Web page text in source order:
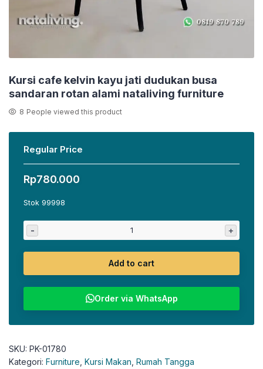
Kursi cafe kelvin kayu jati dudukan busa
sandaran rotan alami nataliving furniture
8 People viewed this product
Regular Price
Rp780.000
Stok 99998
- +
Add to cart
Order via WhatsApp
SKU: PK-01780
Kategori: Furniture Kursi Makan Rumah Tangga